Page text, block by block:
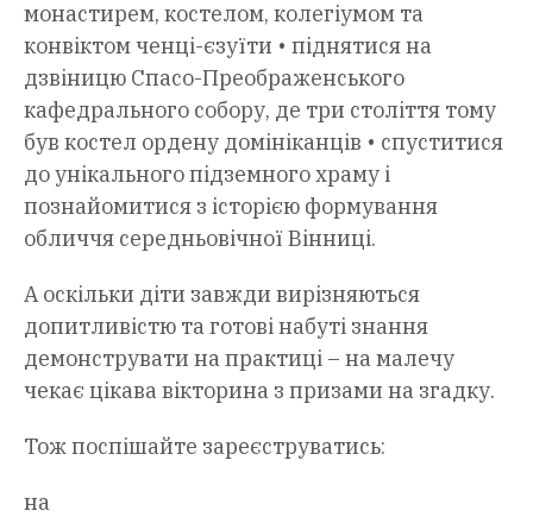
монастирем, костелом, колегіумом та
конвіктом ченці-єзуїти • піднятися на
дзвіницю Спасо-Преображенського
кафедрального собору, де три століття тому
був костел ордену домініканців • спуститися
до унікального підземного храму і
познайомитися з історією формування
обличчя середньовічної Вінниці.
А оскільки діти завжди вирізняються
допитливістю та готові набуті знання
демонструвати на практиці – на малечу
чекає цікава вікторина з призами на згадку.
Тож поспішайте зареєструватись:
на